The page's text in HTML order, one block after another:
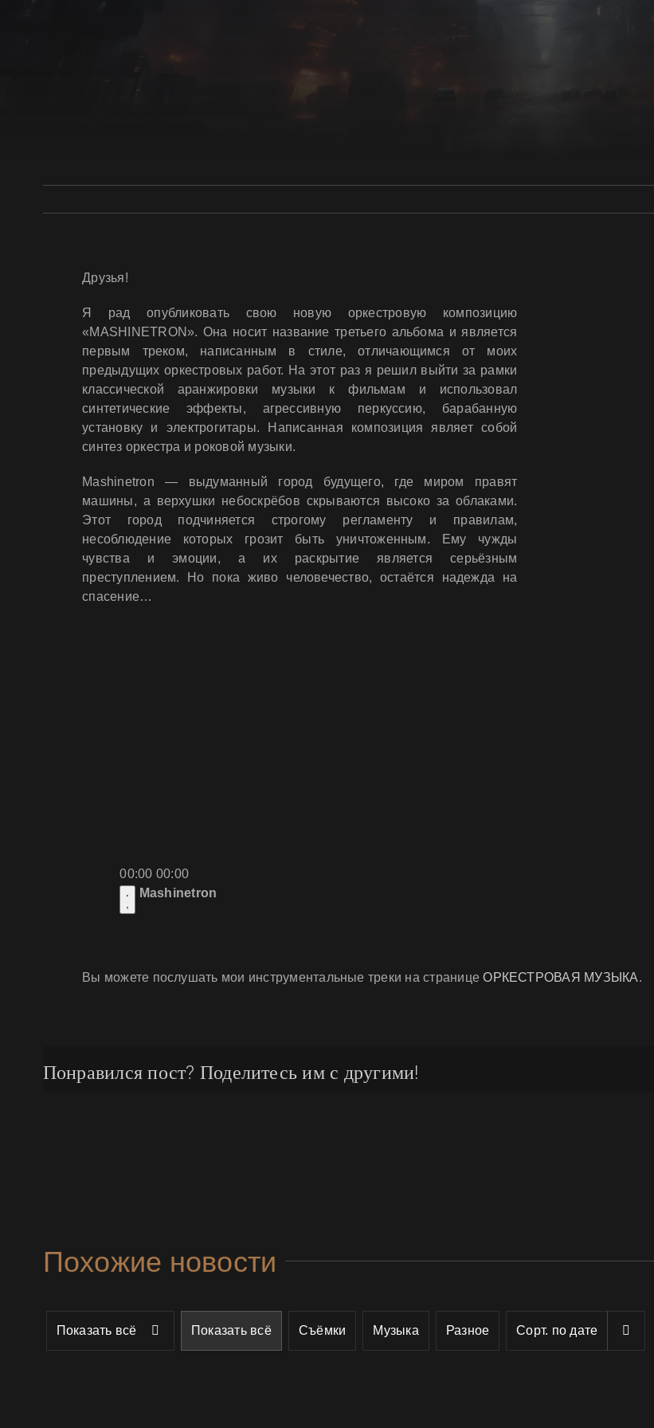
Друзья!
Я рад опубликовать свою новую оркестровую композицию
«MASHINETRON». Она носит название третьего альбома и является
первым треком, написанным в стиле, отличающимся от моих
предыдущих оркестровых работ. На этот раз я решил выйти за рамки
классической аранжировки музыки к фильмам и использовал
синтетические эффекты, агрессивную перкуссию, барабанную
установку и электрогитары. Написанная композиция являет собой
синтез оркестра и роковой музыки.
Mashinetron — выдуманный город будущего, где миром правят
машины, а верхушки небоскрёбов скрываются высоко за облаками.
Этот город подчиняется строгому регламенту и правилам,
несоблюдение которых грозит быть уничтоженным. Ему чужды
чувства и эмоции, а их раскрытие является серьёзным
преступлением. Но пока живо человечество, остаётся надежда на
спасение…
00:00 00:00
Mashinetron
Вы можете послушать мои инструментальные треки на страницеОРКЕСТРОВАЯ МУЗЫКА.
Понравился пост? Поделитесь им с другими!
Похожие новости
Показать всё Показать всё Съёмки Музыка Разное Сорт. по дате